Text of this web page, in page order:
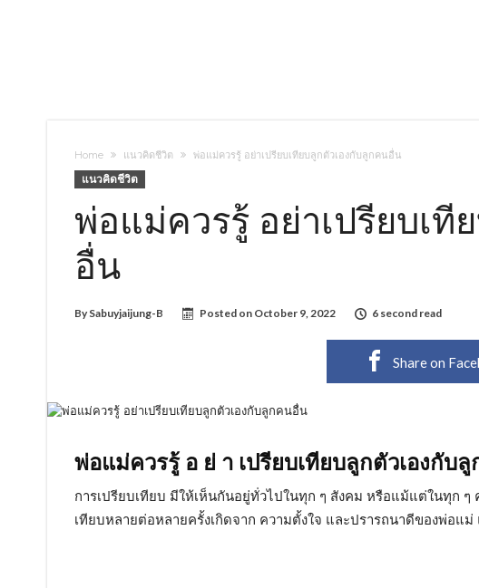
Home แนวคิดชีวิต พ่อแม่ควรรู้ อย่าเปรียบเทียบลูกตัวเองกับลูกคนอื่น
แนวคิดชีวิต
พ่อแม่ควรรู้ อย่าเปรียบเที
อื่น
By Sabuyjaijung-B Posted on October 9, 2022 6 second read
Share on
พ่อแม่ควรรู้ อ ย่ า เปรียบเทียบลูกตัวเองกับ
การเปรียบเทียบ มีให้เห็นกันอยู่ทั่วไปในทุก ๆ สังคม หรือแม้แต่ในทุก ๆ
เทียบหลายต่อหลายครั้งเกิดจาก ความตั้งใจ และปรารถนาดีของพ่อแ